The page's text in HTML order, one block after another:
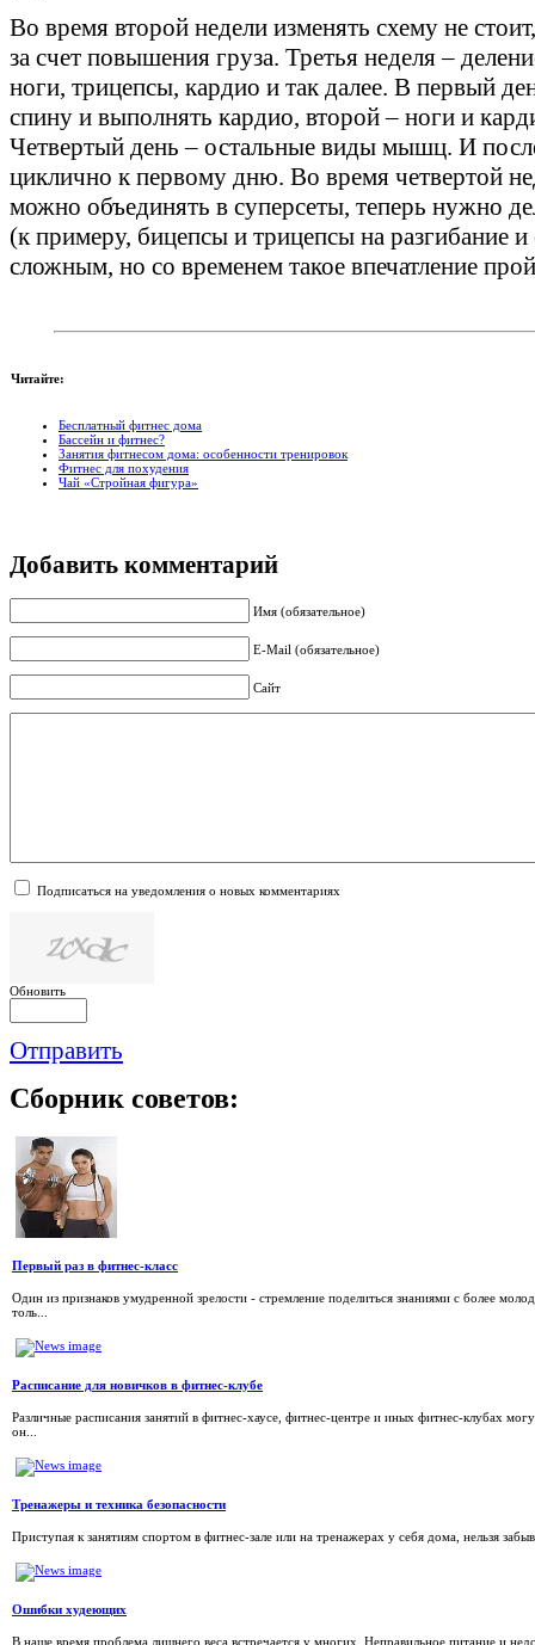
Во время второй недели изменять схему не
за счет повышения груза. Третья неделя –
ноги, трицепсы, кардио и так далее. В первый
спину и выполнять кардио, второй – ноги и
Четвертый день – остальные виды мышц. И
циклично к первому дню. Во время четвертой
можно объединять в суперсеты, теперь нужно
(к примеру, бицепсы и трицепсы на разгибание
сложным, но со временем такое впечатление
Читайте:
Бесплатный фитнес дома
Бассейн и фитнес?
Занятия фитнесом дома: особенности тренировок
Фитнес для похудения
Чай «Стройная фигура»
Добавить комментарий
Имя (обязательное)
E-Mail (обязательное)
Сайт
Подписаться на уведомления о новых комментариях
Обновить
Отправить
Сборник советов:
Первый раз в фитнес-класс
Один из признаков умудренной зрелости - стремление поделиться знаниями с более
толь...
Расписание для новичков в фитнес-клубе
Различные расписания занятий в фитнес-хаусе, фитнес-центре и иных фитнес-клубах
он...
Тренажеры и техника безопасности
Приступая к занятиям спортом в фитнес-зале или на тренажерах у себя дома, нельзя
Ошибки худеющих
В наше время проблема лишнего веса встречается у многих. Неправильное питание и